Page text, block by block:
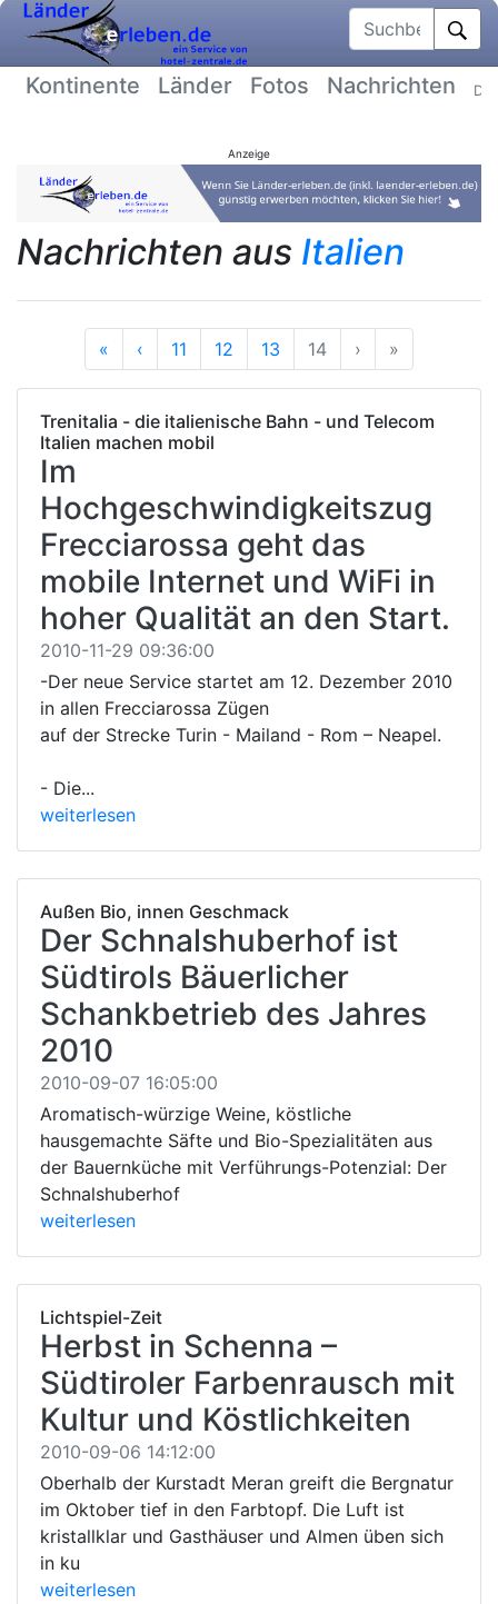
Suchbegriff
Kontinente Länder Fotos Nachrichten
Anzeige
Nachrichten aus Italien
« Anfang
‹ Vorherige
11 12 13 14 › Nächste
»
Trenitalia - die italienische Bahn - und Telecom
Italien machen mobil
Im
Hochgeschwindigkeitszug
Frecciarossa geht das
mobile Internet und WiFi in
hoher Qualität an den Start.
2010-11-29 09:36:00
-Der neue Service startet am 12. Dezember 2010
in allen Frecciarossa Zügen
auf der Strecke Turin - Mailand - Rom – Neapel.
- Die...
weiterlesen
Außen Bio, innen Geschmack
Der Schnalshuberhof ist
Südtirols Bäuerlicher
Schankbetrieb des Jahres
2010
2010-09-07 16:05:00
Aromatisch-würzige Weine, köstliche
hausgemachte Säfte und Bio-Spezialitäten aus
der Bauernküche mit Verführungs-Potenzial: Der
Schnalshuberhof
weiterlesen
Lichtspiel-Zeit
Herbst in Schenna –
Südtiroler Farbenrausch mit
Kultur und Köstlichkeiten
2010-09-06 14:12:00
Oberhalb der Kurstadt Meran greift die Bergnatur
im Oktober tief in den Farbtopf. Die Luft ist
kristallklar und Gasthäuser und Almen üben sich
in ku
weiterlesen